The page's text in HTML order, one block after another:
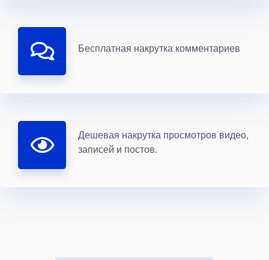
Бесплатная накрутка комментариев
Дешевая накрутка просмотров видео,
записей и постов.